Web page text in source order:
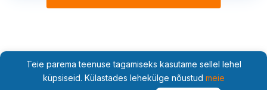
Teie parema teenuse tagamiseks kasutame sellel lehel
küpsiseid. Külastades lehekülge nõustud meie